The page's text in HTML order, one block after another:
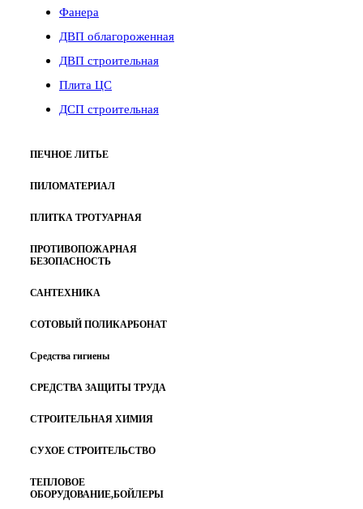
Фанера
ДВП облагороженная
ДВП строительная
Плита ЦС
ДСП строительная
ПЕЧНОЕ ЛИТЬЕ
ПИЛОМАТЕРИАЛ
ПЛИТКА ТРОТУАРНАЯ
ПРОТИВОПОЖАРНАЯ
БЕЗОПАСНОСТЬ
САНТЕХНИКА
СОТОВЫЙ ПОЛИКАРБОНАТ
Средства гигиены
СРЕДСТВА ЗАЩИТЫ ТРУДА
СТРОИТЕЛЬНАЯ ХИМИЯ
СУХОЕ СТРОИТЕЛЬСТВО
ТЕПЛОВОЕ
ОБОРУДОВАНИЕ,БОЙЛЕРЫ